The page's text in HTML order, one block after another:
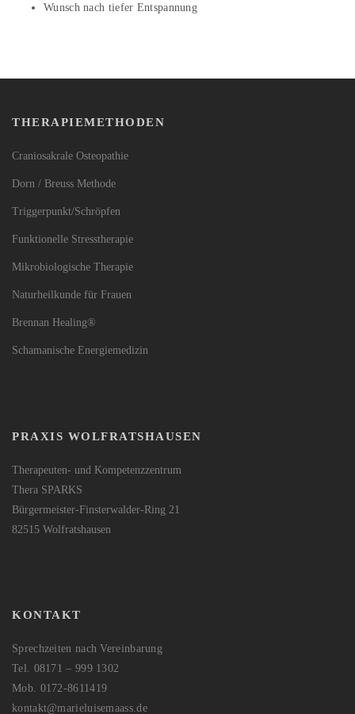
Wunsch nach tiefer Entspannung
THERAPIEMETHODEN
Craniosakrale Osteopathie
Dorn / Breuss Methode
Triggerpunkt/Schröpfen
Funktionelle Stresstherapie
Mikrobiologische Therapie
Naturheilkunde für Frauen
Brennan Healing®
Schamanische Energiemedizin
PRAXIS WOLFRATSHAUSEN
Therapeuten- und Kompetenzzentrum
Thera SPARKS
Bürgermeister-Finsterwalder-Ring 21
82515 Wolfratshausen
KONTAKT
Sprechzeiten nach Vereinbarung
Tel. 08171 – 999 1302
Mob. 0172-8611419
kontakt@marieluisemaass.de